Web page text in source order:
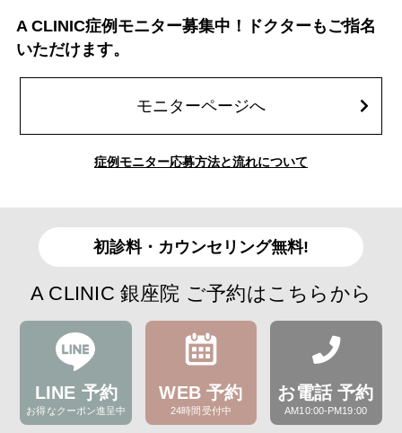
A CLINIC症例モニター募集中！ドクターもご指名
いただけます。
モニターページへ
症例モニター応募方法と流れについて
初診料・カウンセリング無料!
A CLINIC 銀座院 ご予約はこちらから
LINE 予約
お得なクーポン進呈中
WEB 予約
24時間受付中
お電話 予約
AM10:00-PM19:00